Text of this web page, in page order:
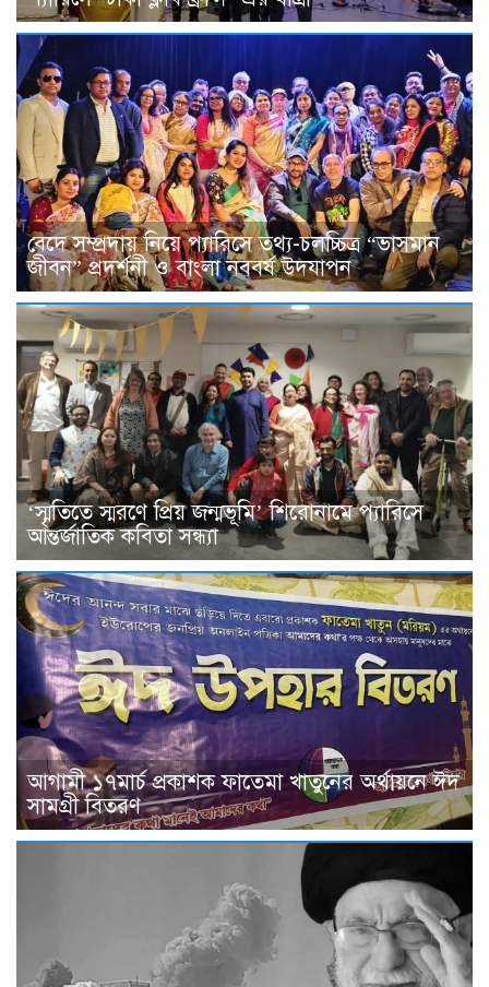
বেদে সম্প্রদায় নিয়ে প্যারিসে তথ্য-চলচ্চিত্র “ভাসমান
জীবন” প্রদর্শনী ও বাংলা নববর্ষ উদযাপন
‘স্মৃতিতে স্মরণে প্রিয় জন্মভূমি’ শিরোনামে প্যারিসে
আন্তর্জাতিক কবিতা সন্ধ্যা
আগামী ১৭মার্চ প্রকাশক ফাতেমা খাতুনের অর্থায়নে ঈদ
সামগ্রী বিতরণ